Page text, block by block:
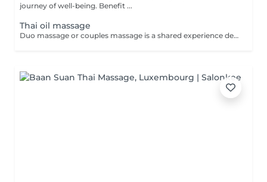
journey of well-being. Benefit ...
Thai oil massage
Duo massage or couples massage is a shared experience designed from tow people where each person involved received massage from therapist, the massage are provided at the same time, in the same private room You can choose kind of massage you like